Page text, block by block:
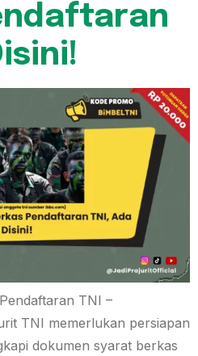
TNI –
TNI memerlukan persiapan
dokumen syarat berkas